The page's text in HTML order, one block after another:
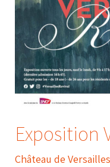
Exposition
Château de